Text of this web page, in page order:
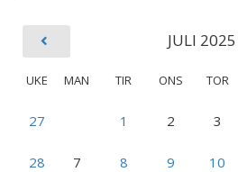
JULI 2025
UKE MAN TIR ONS TOR
27 1 2 3
28 7 8 9 10